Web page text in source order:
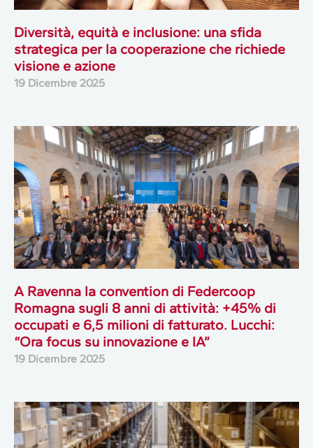
Diversità, equità e inclusione: una sfida
strategica per la cooperazione che richiede
visione e azione
19 Dicembre 2025
A Ravenna la convention di Federcoop
Romagna sugli 8 anni di attività: +45% di
occupati e 6,5 milioni di fatturato. Lucchi:
“Ora focus su innovazione e IA”
19 Dicembre 2025